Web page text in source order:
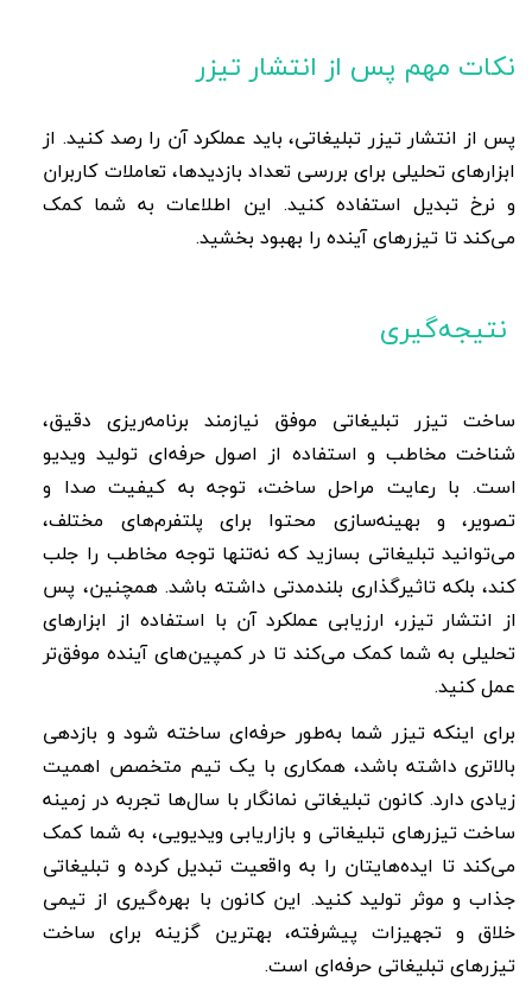
نکات مهم پس از انتشار تیزر
پس از انتشار تیزر تبلیغاتی، باید عملکرد آن را رصد کنید. از
ابزارهای تحلیلی برای بررسی تعداد بازدیدها، تعاملات کاربران
و نرخ تبدیل استفاده کنید. این اطلاعات به شما کمک
می‌کند تا تیزرهای آینده را بهبود بخشید.
نتیجه‌گیری
ساخت تیزر تبلیغاتی موفق نیازمند برنامه‌ریزی دقیق،
شناخت مخاطب و استفاده از اصول حرفه‌ای تولید ویدیو
است. با رعایت مراحل ساخت، توجه به کیفیت صدا و
تصویر، و بهینه‌سازی محتوا برای پلتفرم‌های مختلف،
می‌توانید تبلیغاتی بسازید که نه‌تنها توجه مخاطب را جلب
کند، بلکه تاثیرگذاری بلندمدتی داشته باشد. همچنین، پس
از انتشار تیزر، ارزیابی عملکرد آن با استفاده از ابزارهای
تحلیلی به شما کمک می‌کند تا در کمپین‌های آینده موفق‌تر
عمل کنید.
برای اینکه تیزر شما به‌طور حرفه‌ای ساخته شود و بازدهی
بالاتری داشته باشد، همکاری با یک تیم متخصص اهمیت
زیادی دارد. کانون تبلیغاتی نمانگار با سال‌ها تجربه در زمینه
ساخت تیزرهای تبلیغاتی و بازاریابی ویدیویی، به شما کمک
می‌کند تا ایده‌هایتان را به واقعیت تبدیل کرده و تبلیغاتی
جذاب و موثر تولید کنید. این کانون با بهره‌گیری از تیمی
خلاق و تجهیزات پیشرفته، بهترین گزینه برای ساخت
تیزرهای تبلیغاتی حرفه‌ای است.